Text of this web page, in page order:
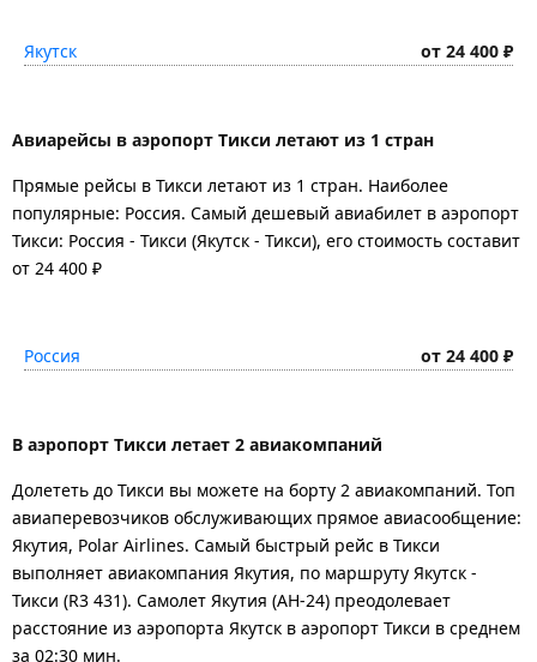
Якутск от 24 400 ₽
Авиарейсы в аэропорт Тикси летают из 1 стран
Прямые рейсы в Тикси летают из 1 стран. Наиболее
популярные: Россия. Самый дешевый авиабилет в аэропорт
Тикси: Россия - Тикси (Якутск - Тикси), его стоимость составит
от 24 400 ₽
Россия от 24 400 ₽
В аэропорт Тикси летает 2 авиакомпаний
Долететь до Тикси вы можете на борту 2 авиакомпаний. Топ
авиаперевозчиков обслуживающих прямое авиасообщение:
Якутия, Polar Airlines. Самый быстрый рейс в Тикси
выполняет авиакомпания Якутия, по маршруту Якутск -
Тикси (R3 431). Самолет Якутия (АН-24) преодолевает
расстояние из аэропорта Якутск в аэропорт Тикси в среднем
за 02:30 мин.